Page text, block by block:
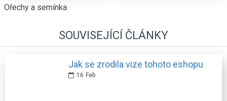
Ořechy a semínka
SOUVISEJÍCÍ ČLÁNKY
Jak se zrodila vize tohoto eshopu
16 Feb